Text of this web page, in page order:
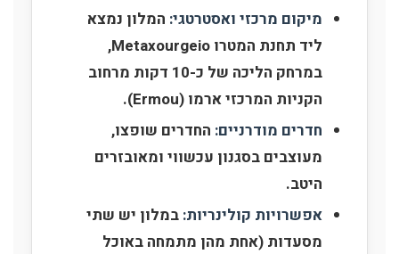
מיקום מרכזי ואסטרטגי: המלון נמצא
ליד תחנת המטרו Metaxourgeio,
במרחק הליכה של כ-10 דקות מרחוב
הקניות המרכזי ארמו (Ermou).
חדרים מודרניים: החדרים שופצו,
מעוצבים בסגנון עכשווי ומאובזרים
היטב.
אפשרויות קולינריות: במלון יש שתי
מסעדות (אחת מהן מתמחה באוכל